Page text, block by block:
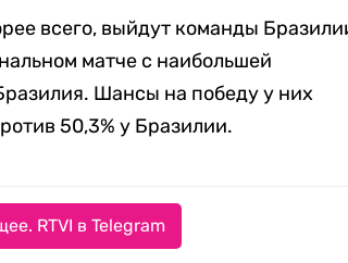
всего, выйдут команды
матче с наибольшей
Шансы на победу у них
50,3% у Бразилии.
RTVI в Telegram